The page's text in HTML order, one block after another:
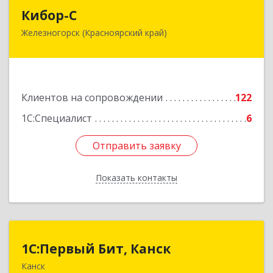
Кибор-С
Железногорск (Красноярский край)
Клиентов на сопровождении
122
1С:Специалист
6
Отправить заявку
Показать контакты
662973, Красноярский край, Железногорск г,
Отправить заявку
Назад
1С:Первый Бит, Канск
Канск